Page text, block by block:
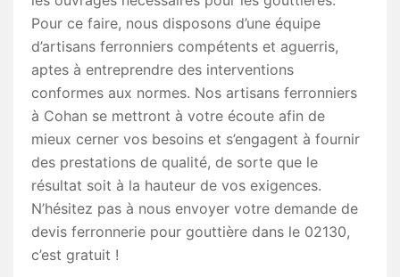
Pour ce faire, nous disposons d’une équipe
d’artisans ferronniers compétents et aguerris,
aptes à entreprendre des interventions
conformes aux normes. Nos artisans ferronniers
à Cohan se mettront à votre écoute afin de
mieux cerner vos besoins et s’engagent à fournir
des prestations de qualité, de sorte que le
résultat soit à la hauteur de vos exigences.
N’hésitez pas à nous envoyer votre demande de
devis ferronnerie pour gouttière dans le 02130,
c’est gratuit !